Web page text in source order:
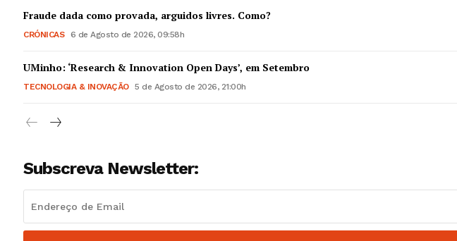
Guimarães, agora!
Fraude dada como provada, arguidos livres. Como?
CRÓNICAS 6 de Agosto de 2026, 09:58h
UMinho: ‘Research & Innovation Open Days’, em Setembro
TECNOLOGIA & INOVAÇÃO 5 de Agosto de 2026, 21:00h
Subscreva Newsletter: